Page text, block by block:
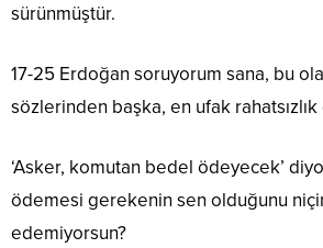
sürünmüştür.
17-25 Erdoğan soruyorum sana, bu
sözlerinden başka, en ufak
‘Asker, komutan bedel ödeyecek’
ödemesi gerekenin sen olduğunu
edemiyorsun?